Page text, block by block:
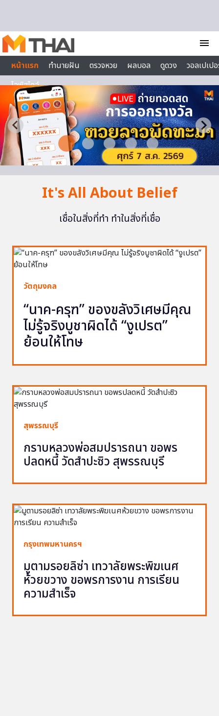
menu
หน้าแรก
ทำนายฝัน ตรวจหวย ผลบอล ดูดวง
วอลเปเป
ไลฟ์สไตล์
It's All About Belief
เชื่อในสิ่งที่ทำ ทำในสิ่งที่เชื่อ
วัตถุมงคล
“นาค-ครุฑ” ของขลังวิเศษมีคุณ
ไม่รู้จริงบูชาผิดได้ “งูเปรต”
ย้อนให้โทษ
สุพรรณบุรี
กราบหลวงพ่อสมปรารถนา ขอพร
ปลดหนี้ วัดสำปะซิว สุพรรณบุรี
กรุงเทพมหานครฯ
มูตามรอยลิซ่า เทวาลัยพระพิฆเนศ
ห้วยขวาง ขอพรการงาน การเรียน
ความสำเร็จ